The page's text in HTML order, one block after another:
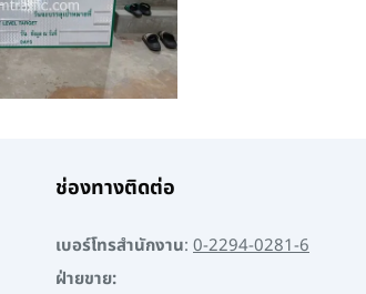
ช่องทางติดต่อ
เบอร์โทรสำนักงาน: 0-2294-0281-6
ฝ่ายขาย: